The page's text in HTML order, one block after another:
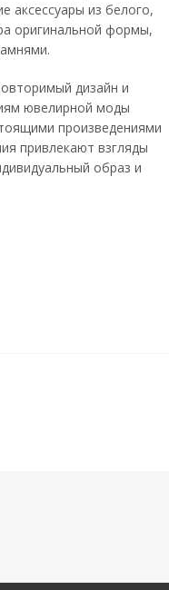
аксессуары из белого,
оригинальной формы,
дизайн и
ювелирной моды
произведениями
привлекают взгляды
образ и